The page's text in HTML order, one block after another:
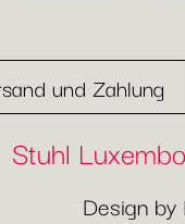
und Zahlung
Stuhl
Design